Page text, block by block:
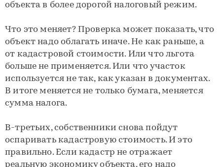
объекта в более дорогой налоговый режим.
Что это меняет? Проверка может показать, что
объект надо облагать иначе. Не как раньше, а
от кадастровой стоимости. Или что льгота
больше не применяется. Или что участок
используется не так, как указан в документах.
В итоге меняется не только бумага, меняется
сумма налога.
В-третьих, собственники снова пойдут
оспаривать кадастровую стоимость. И это
правильно. Если кадастр не отражает
реальную экономику объекта, его надо